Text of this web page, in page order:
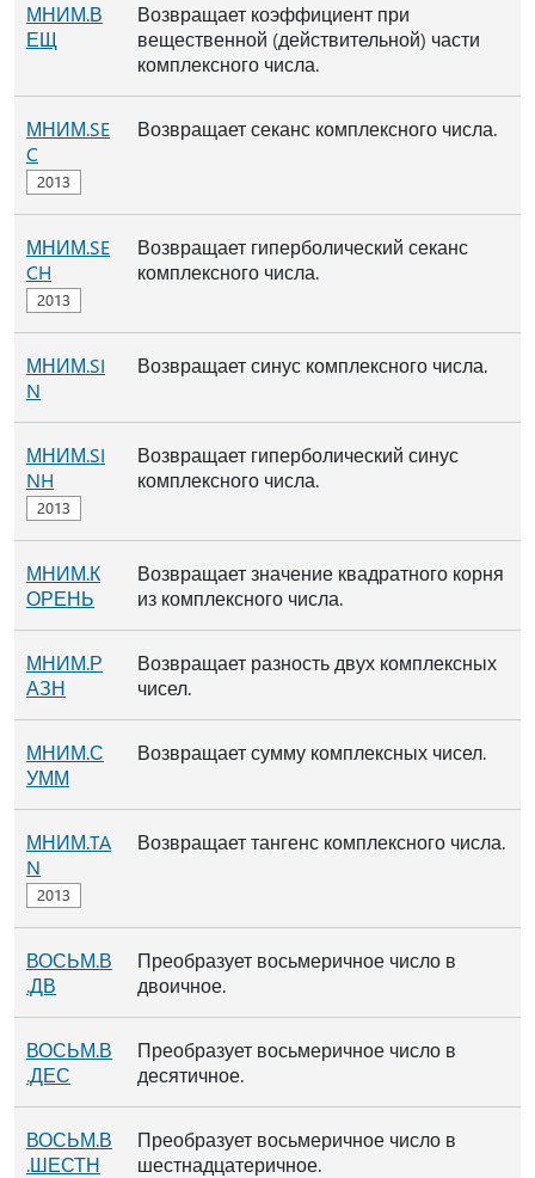
МНИМ.В
ЕЩ
Возвращает коэффициент при
вещественной (действительной) части
комплексного числа.
МНИМ.SE
C
Возвращает секанс комплексного числа.
МНИМ.SE
CH
Возвращает гиперболический секанс
комплексного числа.
МНИМ.SI
N
Возвращает синус комплексного числа.
МНИМ.SI
NH
Возвращает гиперболический синус
комплексного числа.
МНИМ.К
ОРЕНЬ
Возвращает значение квадратного корня
из комплексного числа.
МНИМ.Р
АЗН
Возвращает разность двух комплексных
чисел.
МНИМ.С
УММ
Возвращает сумму комплексных чисел.
МНИМ.TA
N
Возвращает тангенс комплексного числа.
ВОСЬМ.В
.ДВ
Преобразует восьмеричное число в
двоичное.
ВОСЬМ.В
.ДЕС
Преобразует восьмеричное число в
десятичное.
ВОСЬМ.В
.ШЕСТН
Преобразует восьмеричное число в
шестнадцатеричное.